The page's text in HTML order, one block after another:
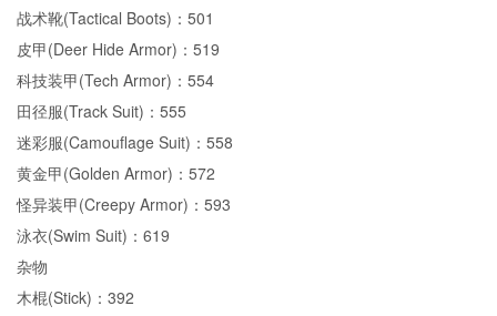
战术靴(Tactical Boots)：501
皮甲(Deer Hide Armor)：519
科技装甲(Tech Armor)：554
田径服(Track Suit)：555
迷彩服(Camouflage Suit)：558
黄金甲(Golden Armor)：572
怪异装甲(Creepy Armor)：593
泳衣(Swim Suit)：619
杂物
木棍(Stick)：392